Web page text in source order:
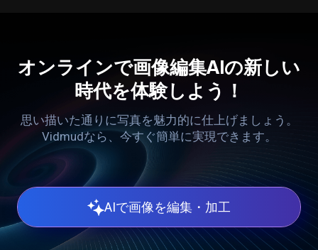
オンラインで画像編集AIの新しい
時代を体験しよう！
思い描いた通りに写真を魅力的に仕上げましょう。
Vidmudなら、今すぐ簡単に実現できます。
AIで画像を編集・加工